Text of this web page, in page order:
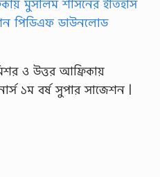
ও উত্তর আফ্রিকায়
১ম বর্ষ সুপার সাজেশন |